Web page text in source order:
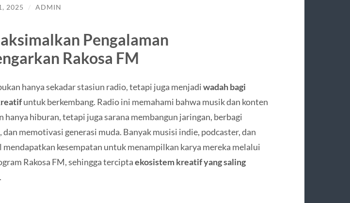
2025 / ADMIN
Pengalaman
Rakosa FM
hanya sekadar stasiun radio, tetapi juga menjadiwadah bagi
untuk berkembang. Radio ini memahami bahwa musik dan konten
hanya hiburan, tetapi juga sarana membangun jaringan, berbagi
dan memotivasi generasi muda. Banyak musisi indie, podcaster, dan
kesempatan untuk menampilkan karya mereka melalui
Rakosa FM, sehingga terciptaekosistem kreatif yang saling